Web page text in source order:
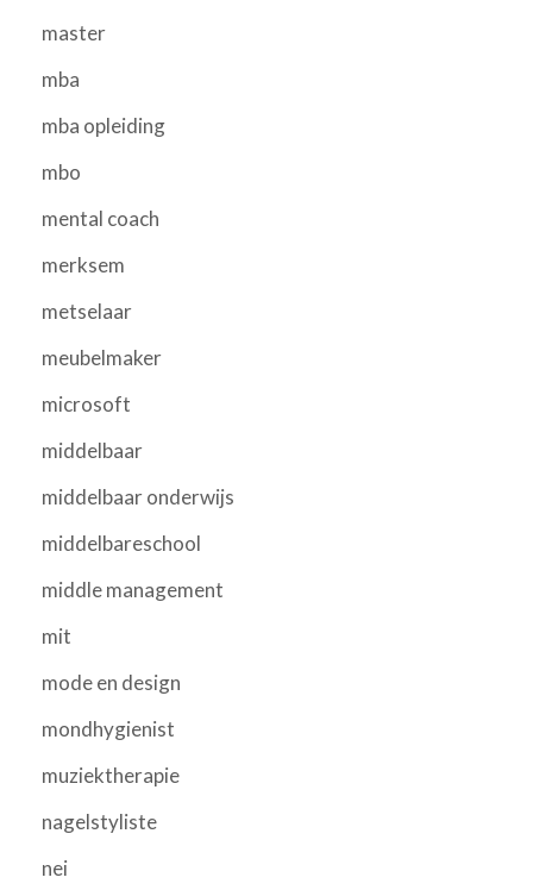
master
mba
mba opleiding
mbo
mental coach
merksem
metselaar
meubelmaker
microsoft
middelbaar
middelbaar onderwijs
middelbareschool
middle management
mit
mode en design
mondhygienist
muziektherapie
nagelstyliste
nei